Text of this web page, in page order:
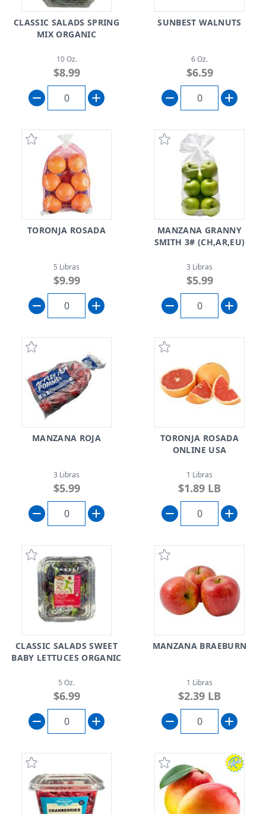
CLASSIC SALADS SPRING
MIX ORGANIC
10 Oz.
$8.99
SUNBEST WALNUTS
6 Oz.
$6.59
TORONJA ROSADA
5 Libras
$9.99
MANZANA GRANNY
SMITH 3# (CH,AR,EU)
3 Libras
$5.99
MANZANA ROJA
3 Libras
$5.99
TORONJA ROSADA
ONLINE USA
1 Libras
$1.89 LB
CLASSIC SALADS SWEET
BABY LETTUCES ORGANIC
5 Oz.
$6.99
MANZANA BRAEBURN
1 Libras
$2.39 LB